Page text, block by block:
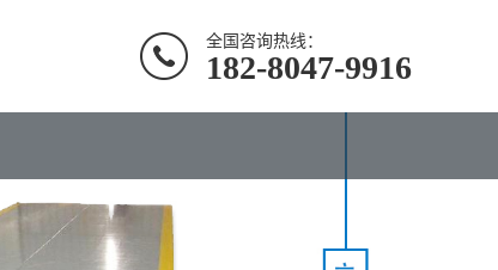
全国咨询热线：
182-8047-9916